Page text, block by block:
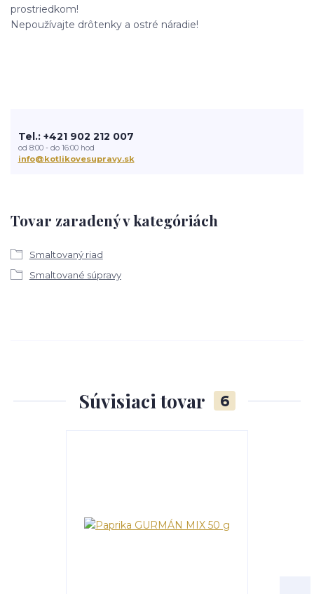
prostriedkom!
Nepoužívajte drôtenky a ostré náradie!
Tovar zaradený v kategóriách
Smaltovaný riad
Smaltované súpravy
Tel.: +421 902 212 007
od 8:00 - do 16:00 hod
info@kotlikovesupravy.sk
Súvisiaci tovar 6